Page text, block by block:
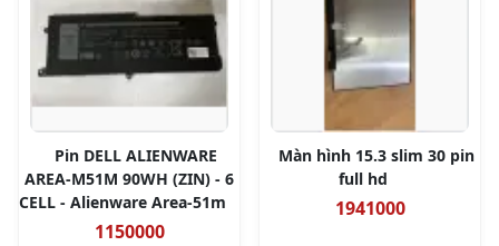
Pin DELL ALIENWARE
AREA-M51M 90WH (ZIN) - 6
CELL - Alienware Area-51m
1150000
Màn hình 15.3 slim 30 pin
full hd
1941000